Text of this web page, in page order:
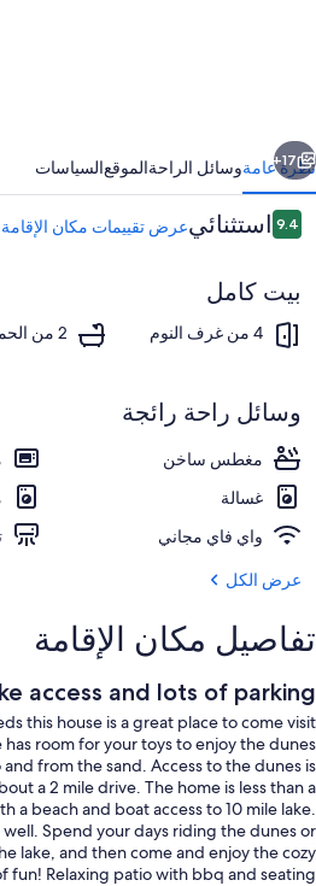
of
parking!
التالي
17+
نظرة عامةوسائل الراحةالموقعالسياسات
التقييمات
9.49.4 من 10استثنائيعرض تقييمات مكان الإقامة (31
بيت كامل
4 من غرف النوم 2 من الحمامات
وسائل راحة رائجة
مغطس ساخن
غسالة
واي فاي مجاني
عرض الكل
تفاصيل مكان الإقامة
access and lots of parking!
this house is a great place to come visit
room for your toys to enjoy the dunes
from the sand. Access to the dunes is
a 2 mile drive. The home is less than a
a beach and boat access to 10 mile lake.
Spend your days riding the dunes or
lake, and then come and enjoy the cozy
fun! Relaxing patio with bbq and seating